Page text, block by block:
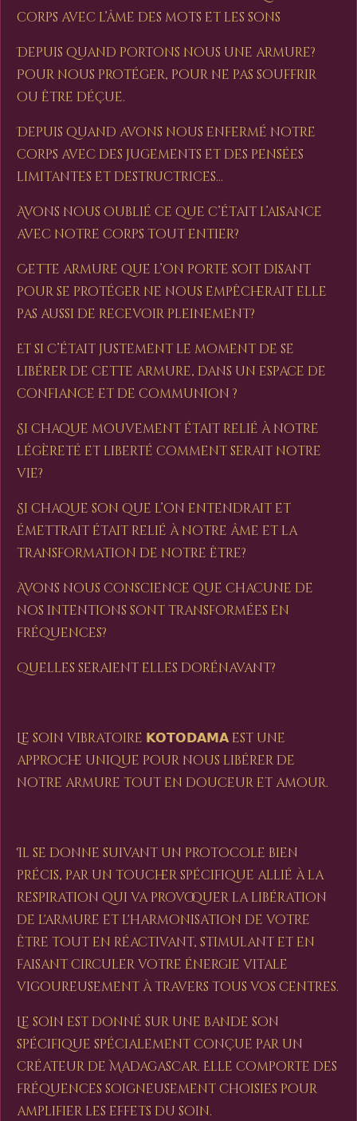
corps avec l’âme des mots et les sons
Depuis quand portons nous une armure?
Pour nous protéger, pour ne pas souffrir
ou être déçue.
Depuis quand avons nous enfermé notre
corps avec des jugements et des pensées
limitantes et destructrices…
Avons nous oublié ce que c’était l’aisance
avec notre corps tout entier?
Cette armure que l’on porte soit disant
pour se protéger ne nous empêcherait elle
pas aussi de recevoir pleinement?
Et si c’était justement le moment de se
libérer de cette armure, dans un espace de
confiance et de communion ?
Si chaque mouvement était relié à notre
légèreté et liberté comment serait notre
vie?
Si chaque son que l’on entendrait et
émettrait était relié à notre âme et la
transformation de notre être?
Avons nous conscience que chacune de
nos intentions sont transformées en
fréquences?
Quelles seraient elles dorénavant?
Le soin vibratoire 𝗞𝗢𝗧𝗢𝗗𝗔𝗠𝗔 est une
approche unique pour nous libérer de
notre armure tout en douceur et amour.
Il se donne suivant un protocole bien
précis, par un toucher spécifique allié à la
respiration qui va provoquer la libération
de l'armure et l'harmonisation de votre
être tout en réactivant, stimulant et en
faisant circuler votre énergie vitale
vigoureusement à travers tous vos centres.
Le soin est donné sur une bande son
spécifique spécialement conçue par un
créateur de Madagascar. Elle comporte des
fréquences soigneusement choisies pour
amplifier les effets du soin.